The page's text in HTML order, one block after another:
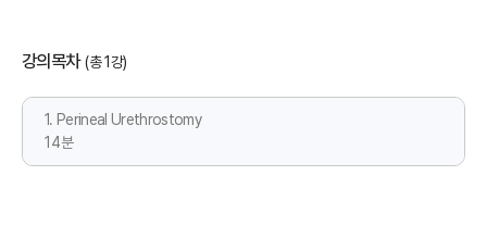
강의목차 (총 1강)
1. Perineal Urethrostomy
14분